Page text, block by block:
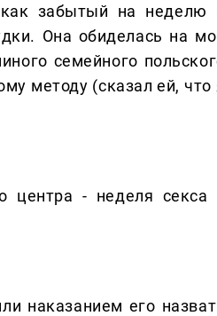
как забытый на неделю
Она обиделась на
семейного
методу (сказал ей, что
центра - неделя секса
наказанием его